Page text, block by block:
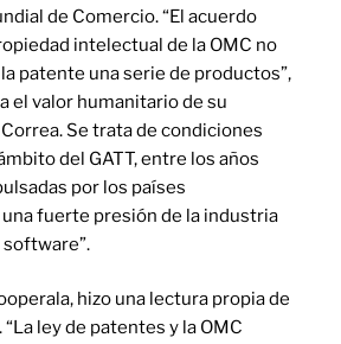
de Comercio. “El acuerdo
intelectual de la OMC no
patente una serie de productos”,
el valor humanitario de su
Se trata de condiciones
del GATT, entre los años
por los países
fuerte presión de la industria
hizo una lectura propia de
ley de patentes y la OMC